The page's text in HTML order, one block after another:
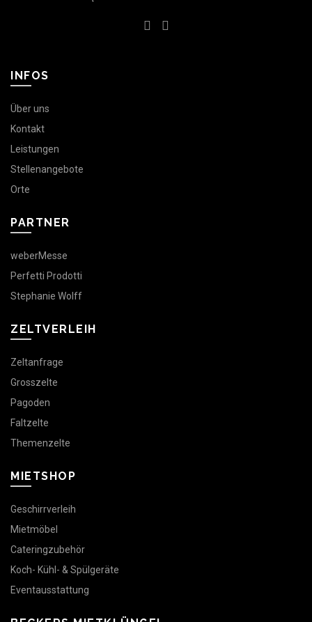
INFOS
Über uns
Kontakt
Leistungen
Stellenangebote
Orte
PARTNER
weberMesse
Perfetti Prodotti
Stephanie Wolff
ZELTVERLEIH
Zeltanfrage
Grosszelte
Pagoden
Faltzelte
Themenzelte
MIETSHOP
Geschirrverleih
Mietmöbel
Cateringzubehör
Koch- Kühl- & Spülgeräte
Eventausstattung